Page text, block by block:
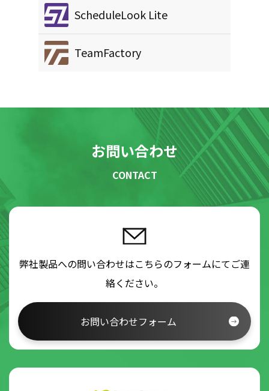
ScheduleLook Lite
TeamFactory
お問い合わせ
CONTACT
弊社製品への問い合わせはこちらのフォームにてご連
絡ください。
お問い合わせフォーム